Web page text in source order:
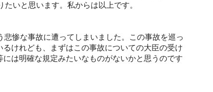
いと思います。私からは以上です。
惨な事故に遭ってしまいました。この事故を巡っ
けれども、まずはこの事故についての大臣の受け
は明確な規定みたいなものがないかと思うのです